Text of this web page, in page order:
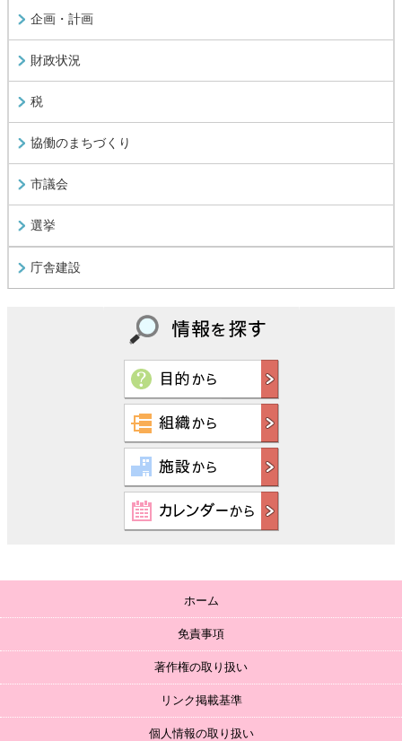
企画・計画
財政状況
税
協働のまちづくり
市議会
選挙
庁舎建設
ホーム
免責事項
著作権の取り扱い
リンク掲載基準
個人情報の取り扱い